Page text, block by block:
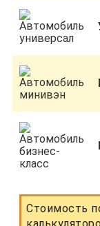
Стоимость